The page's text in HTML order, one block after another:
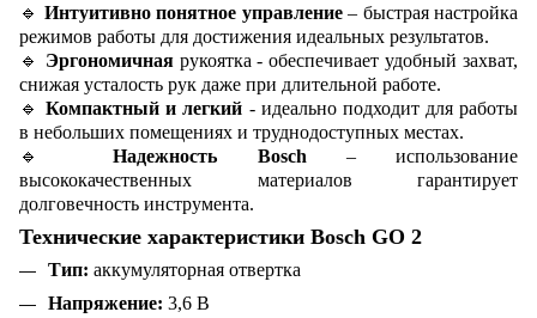
🔹 Интуитивно понятное управление– быстрая настройка
режимов работы для достижения идеальных результатов.
🔹 Эргономичнаярукоятка - обеспечивает удобный захват,
снижая усталость рук даже при длительной работе.
🔹Компактный и легкий - идеально подходит для работы
в небольших помещениях и труднодоступных местах.
🔹Надежность Bosch – использование
высококачественных материалов гарантирует
долговечность инструмента.
Технические характеристики Bosch GO 2
Тип: аккумуляторная отвертка
Напряжение: 3,6 В